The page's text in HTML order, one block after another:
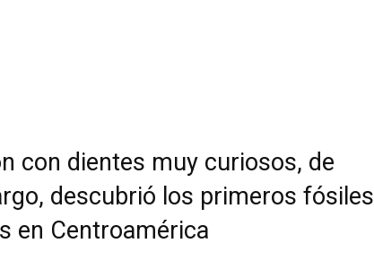
con dientes muy curiosos, de
descubrió los primeros fósiles
en Centroamérica